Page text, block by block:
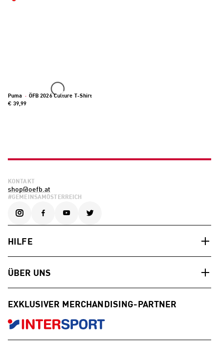
Puma · ÖFB 2026 Culture T-Shirt
€ 39,99
KONTAKT
shop@oefb.at
#GEMEINSAMÖSTERREICH
HILFE
ÜBER UNS
EXKLUSIVER MERCHANDISING-PARTNER